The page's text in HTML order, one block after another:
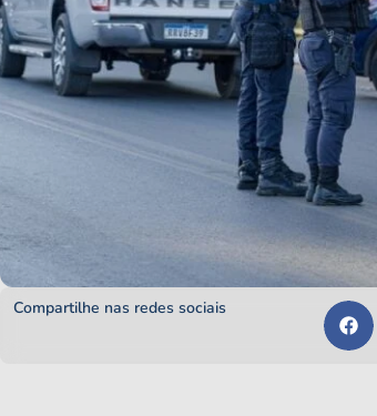
Compartilhe nas redes sociais